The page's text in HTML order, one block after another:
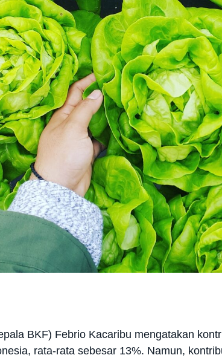
BKF) Febrio Kacaribu mengatakan
rata-rata sebesar 13%. Namun,